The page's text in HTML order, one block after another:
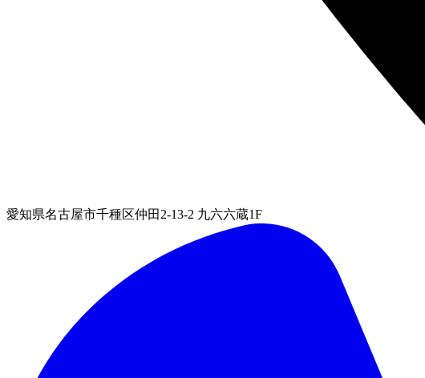
愛知県名古屋市千種区仲田2-13-2 九六六蔵1F